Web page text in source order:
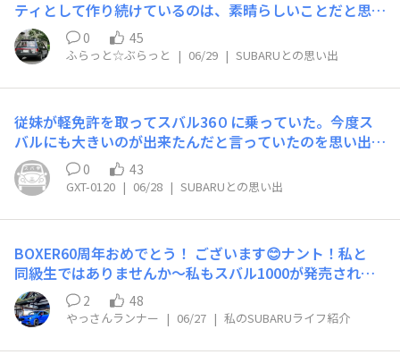
ねをしてくれる皆様自動車大学校のイベントで話してくれ
た、現整備士の方…たくさんの方のおかげで、今の スバ
ルを愛する自分がいますこれからもスバルを愛して、いつ
せてもらっています。 メカメカしくて、吸気音や排気音
が賑やかだったEA型はレスポンス良くまるで生き物のよ
うで、現在のFA型はとてもジェントルになって隔世の感
通じるものがありますね。 人車一体感が素晴らしいSUBA
RUと、これからのBOXERエンジンにも期待しています！
ティとして作り続けているのは、素晴らしいことだと思い
ます。私が初めて運転した水平対向は1800ccのAE81(2代
目レオーネ)でした。父が雪国に転勤になり、当時は唯一
の乗用4WDだったレオーネを購入したのは、私が高校生
のころ。1982年だったと思います。免許取得後その車で
で、レオーネの最上級グレードGT-IIも運転していまし
た。結婚を機に実家を出て、しばらくレックスに乗った後
に購入したのがEJ18(初代レガシィ)です。敢えてEJ20で
はなく1800ccを選択したのは、レオーネの面影を追った
ら粘り強くて運転しやすい良いエンジンです。なにより壊
れません。新車から丸33年になりますが、いまだに絶好
調です。(正直、こんなに長く乗るとは思っていませんで
した。)60周年のうち40年ほどを水平対向に乗り、半分以
上をEJ18と共にしています。環境に優しいEVやハイブリ
ッドも魅力的ではありますが、もうしばらくは独特のサウ
0 45
ふらっと☆ぶらっと | 06/29 | SUBARUとの思い出
従妹が軽免許を取ってスバル36０に乗っていた。今度ス
バルにも大きいのが出来たんだと言っていたのを思い出し
ます。もう60年ですか。
0 43
GXT-0120 | 06/28 | SUBARUとの思い出
BOXER60周年おめでとう！ ございます😊ナント！私と
同級生ではありませんか〜私もスバル1000が発売された1
966年生まれ！感無量です。とはいうものの私とスバルの
関係は ほぼ皆無でした（泣）土地柄（愛知県）なので、
子供の頃から どの車も他メーカー。ただ 亡くなった叔
父が写ってる写真画像には 叔父が若い頃所有していた
2 48
やっさんランナー | 06/27 | 私のSUBARUライフ紹介